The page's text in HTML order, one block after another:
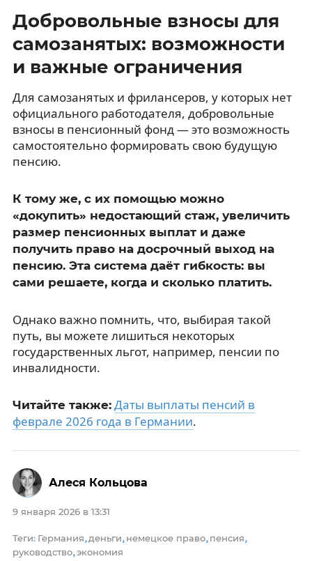
Добровольные взносы для
самозанятых: возможности
и важные ограничения
Для самозанятых и фрилансеров, у которых нет
официального работодателя, добровольные
взносы в пенсионный фонд — это возможность
самостоятельно формировать свою будущую
пенсию.
К тому же, с их помощью можно
«докупить» недостающий стаж, увеличить
размер пенсионных выплат и даже
получить право на досрочный выход на
пенсию. Эта система даёт гибкость: вы
сами решаете, когда и сколько платить.
Однако важно помнить, что, выбирая такой
путь, вы можете лишиться некоторых
государственных льгот, например, пенсии по
инвалидности.
Читайте также: Даты выплаты пенсий в
феврале 2026 года в Германии.
9 января 2026 в 13:31
Теги: Германия, деньги, немецкое право, пенсия,
руководство,экономия
Алеся Кольцова